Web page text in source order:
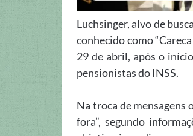
Luchsinger, alvo de
conhecido como
29 de abril, após o
pensionistas do INSS.
Na troca de mensagens
fora”, segundo